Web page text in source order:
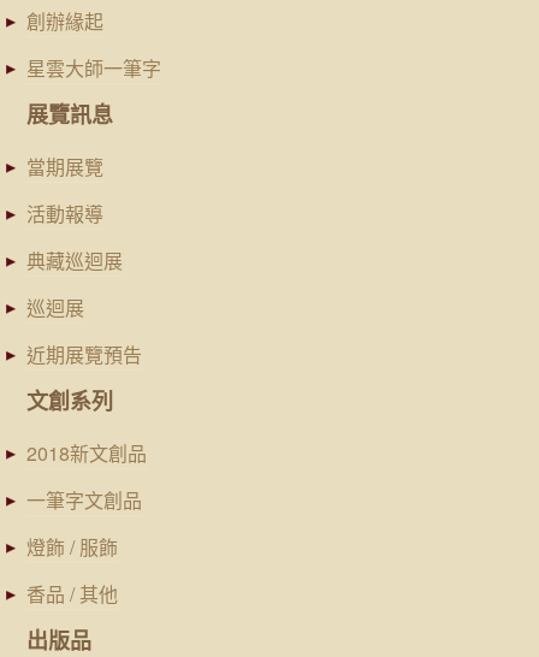
創辦緣起
星雲大師一筆字
展覽訊息
當期展覽
活動報導
典藏巡迴展
巡迴展
近期展覽預告
文創系列
2018新文創品
一筆字文創品
燈飾 / 服飾
香品 / 其他
出版品